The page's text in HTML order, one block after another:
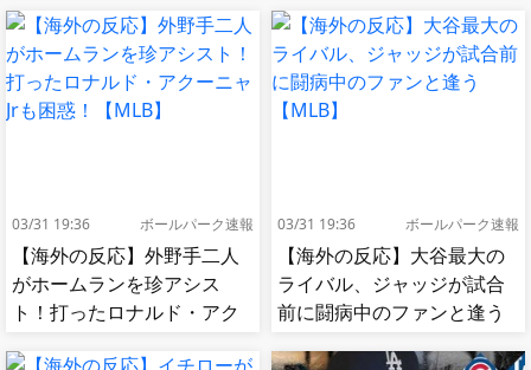
03/31 19:36 ボールパーク速報
【海外の反応】外野手二人
がホームランを珍アシス
ト！打ったロナルド・アク
03/31 19:36 ボールパーク速報
【海外の反応】大谷最大の
ライバル、ジャッジが試合
前に闘病中のファンと逢う